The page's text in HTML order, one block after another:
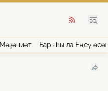
Мәҙәниәт Барыһы ла Еңеү